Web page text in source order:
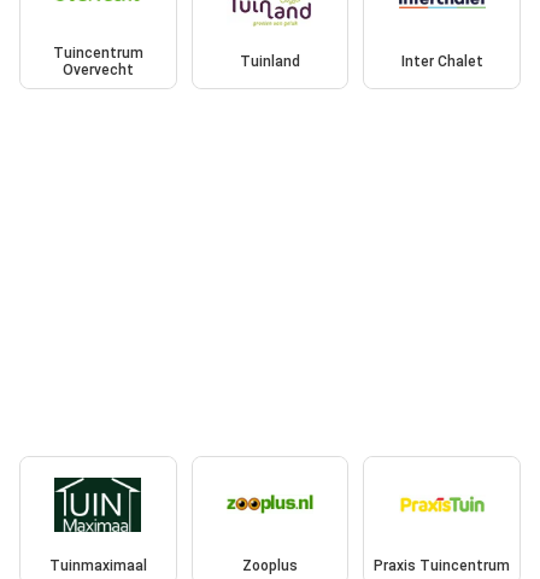
Tuincentrum
Overvecht
Tuinland Inter Chalet
Tuinmaximaal Zooplus Praxis Tuincentrum